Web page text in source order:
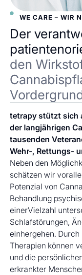
WE CARE – WIR
Der
den
tetrapy stützt sich
der langjährigen
tausenden
Wehr-, Rettungs-
Neben den
schätzen wir
Potenzial von
Behandlung
einerVielzahl
Schlafstörungen,
einhergehen.
Therapien können
und die
erkrankter